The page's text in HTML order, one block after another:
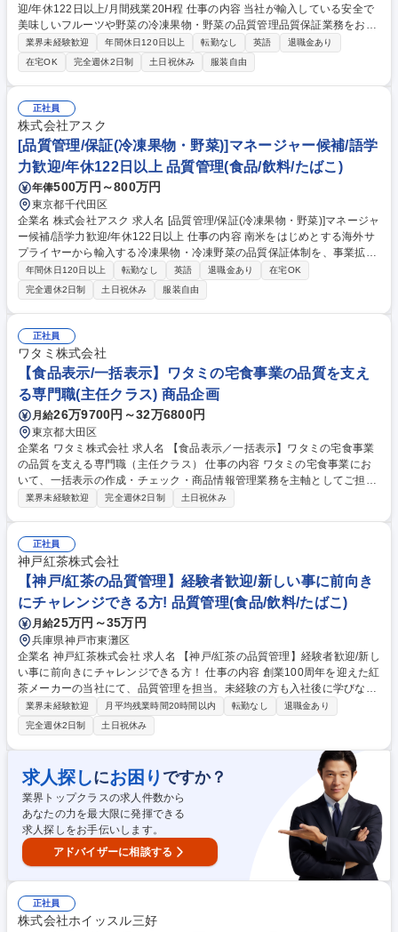
迎/年休122日以上/月間残業20H程 仕事の内容 当社が輸入している安全で
美味しいフルーツや野菜の冷凍果物・野菜の品質管理品質保証業務をお任
せいたします。 1.食品事故防止のための安全性の検証及びその対応 2.顧客
からのクレーム対応、原因の究明・再発防止策 の策定、今後の商品企画・
品質管理への反映 3.製品の品質規格の設定や自社・取引先の仕様書作成 4.
国内外の仕入れ先とのやりとり、視察、製造立ち合い、監査等 5.品質管
理、基準管理、品質改善活動 6.新商品の表示作成・確認作業 7.製品の品質
検証、確認作業 8.検査機関、保健所・税関などの行政機関とのやりとり、
確認業務 募集職種 [品質管理/保証(冷凍果物・野菜)]語学力歓迎/年休122日
以上/月間残業20H程
業界未経験歓迎 年間休日120日以上 転勤なし 英語
退職金あり
在宅OK
完全週休2日制 土日祝休み 服装自由
正社員
株式会社アスク
[品質管理/保証(冷凍果物・野菜)]マネージャー候補/語学
力歓迎/年休122日以上 品質管理(食品/飲料/たばこ)
年俸500万円～800万円
東京都千代田区
企業名 株式会社アスク 求人名 [品質管理/保証(冷凍果物・野菜)]マネージャ
ー候補/語学力歓迎/年休122日以上 仕事の内容 南米をはじめとする海外サ
プライヤーから輸入する冷凍果物・冷凍野菜の品質保証体制を、事業拡大
に伴い、さらに強固でスケール可能なものへとアップデートしていただく
マネージャー職を募集いたします。 【業務詳細】 1.事業拡大に伴う品質
保証体制・仕組みの再構築 2.海外サプライヤー（主に南米等）の管理・指
導 3.トラブル発生時の原因究明と是正処置（CAPA対応） 4.国内外の法規
制・認証対応 5.組織の拡大とメンバー育成 募集職種 [品質管理/保証(冷凍
果物・野菜)]マネージャー候補/語学力歓迎/年休122日以上
年間休日120日以上 転勤なし 英語 退職金あり
在宅OK
完全週休2日制
土日祝休み 服装自由
正社員
ワタミ株式会社
【食品表示/一括表示】ワタミの宅食事業の品質を支え
る専門職(主任クラス) 商品企画
月給26万9700円～32万6800円
東京都大田区
企業名 ワタミ株式会社 求人名 【食品表示／一括表示】ワタミの宅食事業
の品質を支える専門職（主任クラス） 仕事の内容 ワタミの宅食事業にお
いて、一括表示の作成・チェック・商品情報管理業務を主軸としてご担当
いただきます。アレルゲンや栄養成分など、商品の正確な情報を管理し
も携わっていただきます。【詳細】■一括表示の作成・チェック・管理業
務（主業務）■原材料変更に伴う表示修正・関連部門との調整■アレルゲ
ン・栄養成分などの商品情報管理■システムへの商品情報登録・更新業務■
表示精度向上に向けた業務改善※試作確認や品質観点での商品内容確認に
関わる場合あり 募集職種 【食品表示／一括表示】ワタミの宅食事業の品
質を支える専門職（主任クラス）
業界未経験歓迎 完全週休2日制 土日祝休み
正社員
神戸紅茶株式会社
【神戸/紅茶の品質管理】経験者歓迎/新しい事に前向き
にチャレンジできる方! 品質管理(食品/飲料/たばこ)
月給25万円～35万円
兵庫県神戸市東灘区
企業名 神戸紅茶株式会社 求人名 【神戸/紅茶の品質管理】経験者歓迎/新し
い事に前向きにチャレンジできる方！ 仕事の内容 創業100周年を迎えた紅
茶メーカーの当社にて、品質管理を担当。未経験の方も入社後に学びなが
ら、紅茶の品質向上に携われます。 入社後は検査業務や書類確認など基礎
的な業務からスタート。慣れてきたら、工場監査への対応、製品・生産工
程改善に伴う調査、対策の実施などをお任せします。日本に数名しかいな
い紅茶鑑定士とも協働しながら、紅茶の品質を守り、より良くしていく仕
事です。商品企画・商品開発・生産管理など、希望に応じたキャリアにも
挑戦できます。 募集職種 【神戸/紅茶の品質管理】経験者歓迎/新しい事に
前向きにチャレンジできる方！
業界未経験歓迎 月平均残業時間20時間以内 転勤なし
退職金あり
完全週休2日制
土日祝休み
求人探しにお困り ですか？
業界トップクラスの求人件数から
あなたの力を最大限に発揮できる
求人探しをお手伝いします。
アドバイザーに相談する
正社員
株式会社ホイッスル三好